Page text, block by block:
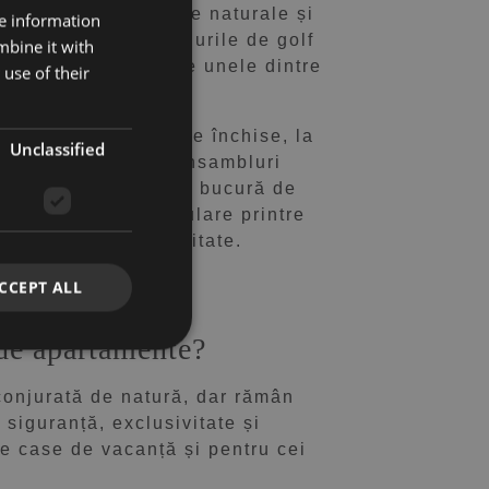
împrejurimile naturale și
de plajele și terenurile de golf
câteva minute de unele dintre
înalte, în complexe închise, la
Multe ansambluri
apartamentele se bucură de
deosebit de populare printre
de calitate.
apartamente?
de natură, dar rămân
siguranță, exclusivitate și
case de vacanță și pentru cei
information
it with
of their
Unclassified
ALL